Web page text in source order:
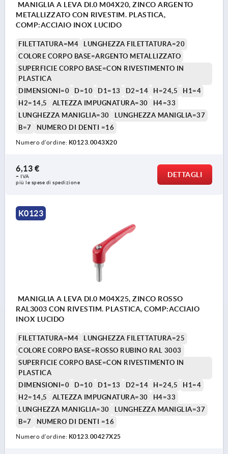
MANIGLIA A LEVA DI.0 M04X20, ZINCO ARGENTO
METALLIZZATO CON RIVESTIM. PLASTICA,
COMP:ACCIAIO INOX LUCIDO
FILETTATURA=M4
LUNGHEZZA FILETTATURA=20
COLORE CORPO BASE=ARGENTO METALLIZZATO
SUPERFICIE CORPO BASE=CON RIVESTIMENTO IN
PLASTICA
DIMENSIONI=0
D=10 D1=13 D2=14 H=24,5
H1=4
H2=14,5
ALTEZZA IMPUGNATURA=30
H4=33
LUNGHEZZA MANIGLIA=30
LUNGHEZZA MANIGLIA=37
B=7
NUMERO DI DENTI =16
Numero d’ordine: K0123.0043X20
6,13 €
+ IVA
più le spese di spedizione
DETTAGLI
K0123
MANIGLIA A LEVA DI.0 M04X25, ZINCO ROSSO
RAL3003 CON RIVESTIM. PLASTICA, COMP:ACCIAIO
INOX LUCIDO
FILETTATURA=M4
LUNGHEZZA FILETTATURA=25
COLORE CORPO BASE=ROSSO RUBINO RAL 3003
SUPERFICIE CORPO BASE=CON RIVESTIMENTO IN
PLASTICA
DIMENSIONI=0
D=10 D1=13 D2=14 H=24,5
H1=4
H2=14,5
ALTEZZA IMPUGNATURA=30
H4=33
LUNGHEZZA MANIGLIA=30
LUNGHEZZA MANIGLIA=37
B=7
NUMERO DI DENTI =16
Numero d’ordine: K0123.00427X25